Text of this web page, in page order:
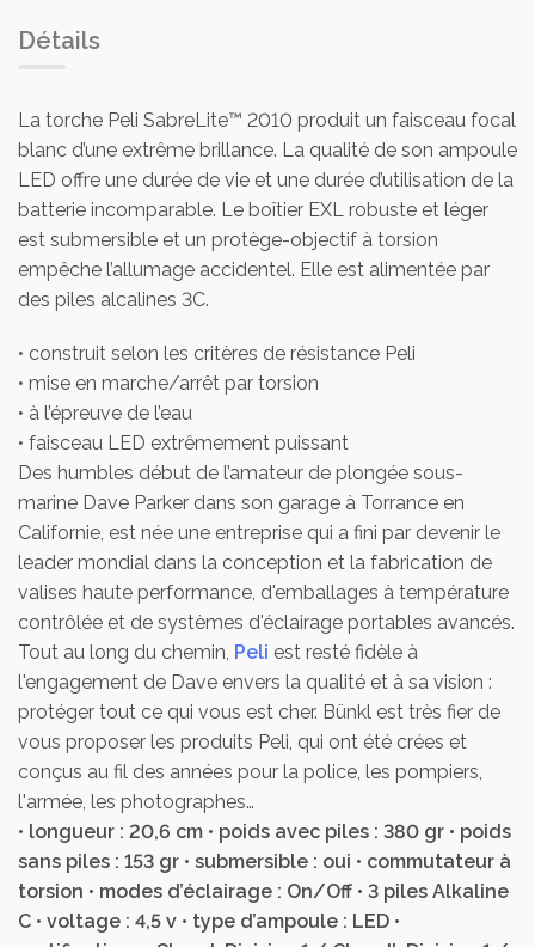
Détails
La torche Peli SabreLite™ 2010 produit un faisceau focal
blanc d’une extrême brillance. La qualité de son ampoule
LED offre une durée de vie et une durée d’utilisation de la
batterie incomparable. Le boîtier EXL robuste et léger
est submersible et un protège-objectif à torsion
empêche l’allumage accidentel. Elle est alimentée par
des piles alcalines 3C.
• construit selon les critères de résistance Peli
• mise en marche/arrêt par torsion
• à l’épreuve de l’eau
• faisceau LED extrêmement puissant
Des humbles début de l’amateur de plongée sous-
marine Dave Parker dans son garage à Torrance en
Californie, est née une entreprise qui a fini par devenir le
leader mondial dans la conception et la fabrication de
valises haute performance, d'emballages à température
contrôlée et de systèmes d'éclairage portables avancés.
Tout au long du chemin, Peli est resté fidèle à
l'engagement de Dave envers la qualité et à sa vision :
protéger tout ce qui vous est cher. Bünkl est très fier de
vous proposer les produits Peli, qui ont été crées et
conçus au fil des années pour la police, les pompiers,
l'armée, les photographes…
• longueur : 20,6 cm • poids avec piles : 380 gr • poids
sans piles : 153 gr • submersible : oui • commutateur à
torsion • modes d’éclairage : On/Off • 3 piles Alkaline
C • voltage : 4,5 v • type d’ampoule : LED •